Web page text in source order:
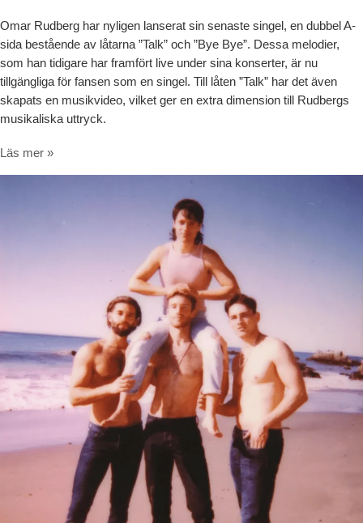
Omar Rudberg har nyligen lanserat sin senaste singel, en dubbel A-
sida bestående av låtarna ”Talk” och ”Bye Bye”. Dessa melodier,
som han tidigare har framfört live under sina konserter, är nu
tillgängliga för fansen som en singel. Till låten ”Talk” har det även
skapats en musikvideo, vilket ger en extra dimension till Rudbergs
musikaliska uttryck.
Omar Rudberg har släppt ny singel: Talk / Bye Bye
Läs mer »